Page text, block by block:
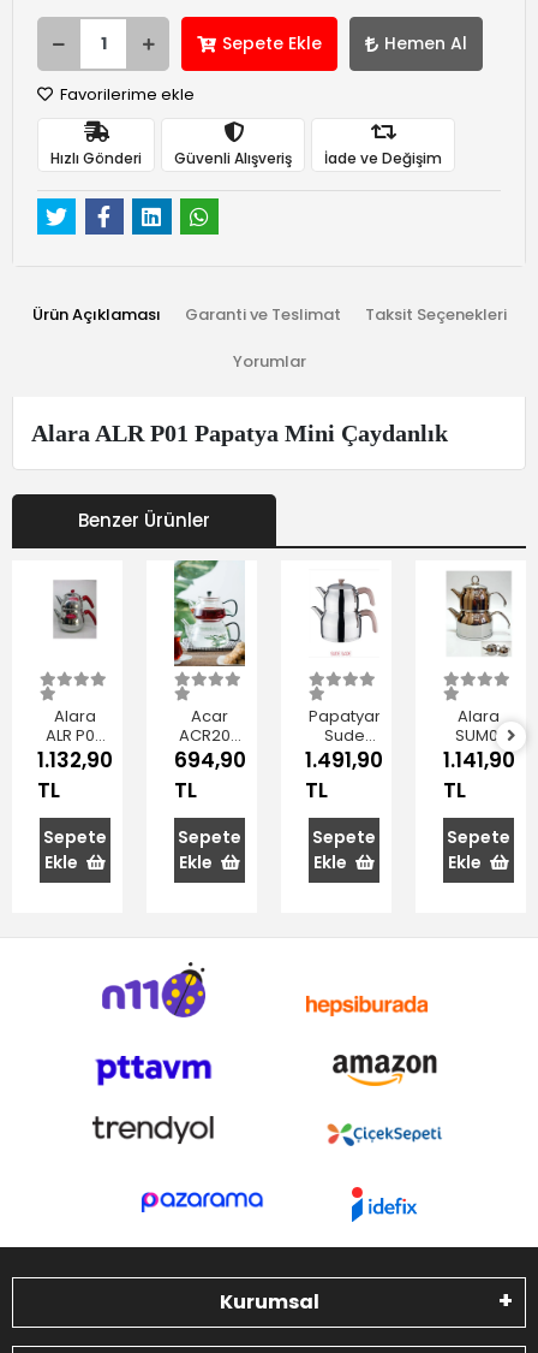
Sepete Ekle Hemen Al
Favorilerime ekle
Hızlı Gönderi Güvenli Alışveriş İade ve Değişim
Ürün Açıklaması Garanti ve Teslimat Taksit Seçenekleri
Yorumlar
Alara ALR P01 Papatya Mini Çaydanlık
Benzer Ürünler
Alara
ALR P03
Papatya
Aile Boy
Çelik
Çaydanlık
1.5+2.60 L
1.132,90
TL
Sepete
Ekle
Acar
ACR206
Cam
Çaydanlık
600 cc
694,90
TL
Sepete
Ekle
Papatyam
Sude
Aile Boy
Çaydanlık
1.491,90
TL
Sepete
Ekle
Alara
SUM01
Sude
Mini
Metal
Sap
Çaydanlık
1.141,90
TL
Sepete
Ekle
Kurumsal